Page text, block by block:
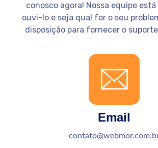
conosco agora! Nossa equipe
ouvi-lo e seja qual for o seu
disposição para fornecer o
Email